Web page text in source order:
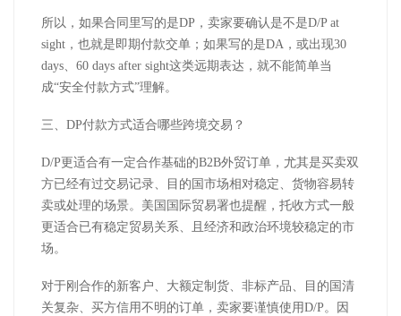
所以，如果合同里写的是DP ，卖家要确认是不是D/P at
sight ，也就是即期付款交单；如果写的是DA ，或出现30
days、 60 days after sight这类远期表达，就不能简单当
成“安全付款方式”理解。
三、 DP付款方式适合哪些跨境交易？
D/P更适合有一定合作基础的B2B外贸订单，尤其是买卖双
方已经有过交易记录、目的国市场相对稳定、货物容易转
卖或处理的场景。美国国际贸易署也提醒，托收方式一般
更适合已有稳定贸易关系、且经济和政治环境较稳定的市
场。
对于刚合作的新客户、大额定制货、非标产品、目的国清
关复杂、买方信用不明的订单，卖家要谨慎使用D/P。因